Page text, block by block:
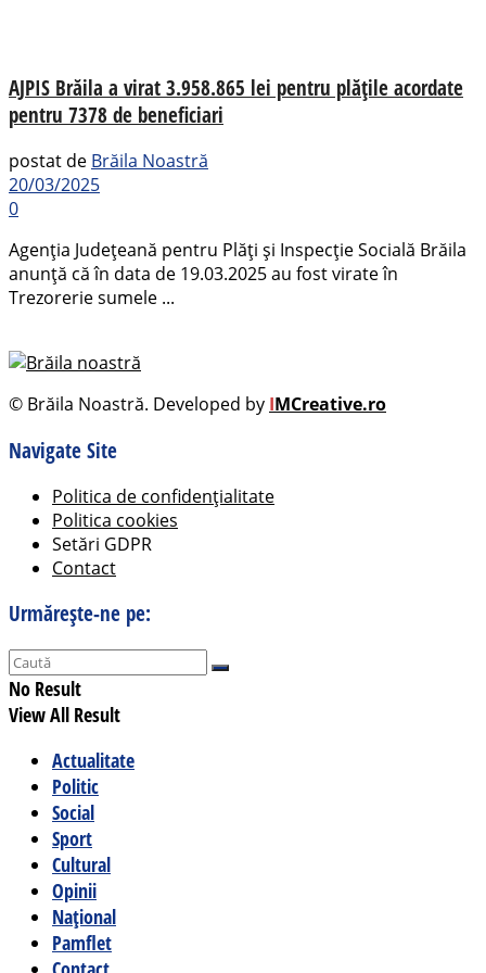
AJPIS Brăila a virat 3.958.865 lei pentru plățile acordate
pentru 7378 de beneficiari
postat de Brăila Noastră
20/03/2025
0
Agenția Județeană pentru Plăți și Inspecție Socială Brăila
anunță că în data de 19.03.2025 au fost virate în
Trezorerie sumele ...
© Brăila Noastră. Developed by IMCreative.ro
Navigate Site
Politica de confidențialitate
Politica cookies
Setări GDPR
Contact
Urmărește-ne pe:
No Result
View All Result
Actualitate
Politic
Social
Sport
Cultural
Opinii
Național
Pamflet